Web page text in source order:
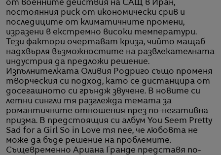
от военните действия на САЩ в Иран,
постоянния риск от икономически срив и
последиците от климатичните промени,
изразени в екстремно високи температури.
Тези фактори очертават криза, чийто мащаб
надхвърля възможностите на развлекателната
индустрия да предложи решение.
Изпълнителката Оливия Родриго също променя
творческия си подход, като се дистанцира от
досегашното си гръндж звучене. В новите си
летни сингли тя разглежда темата за
романтичните отношения през по-негативна
призма. В предстоящия си албум You Seem Pretty
Sad for a Girl So in Love тя пее, че любовта не
може да бъде решение на проблемите.
Същевременно Ариана Гранде представя по-